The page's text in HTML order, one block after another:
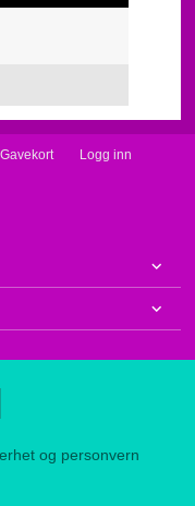
Gavekort Logg inn
og personvern